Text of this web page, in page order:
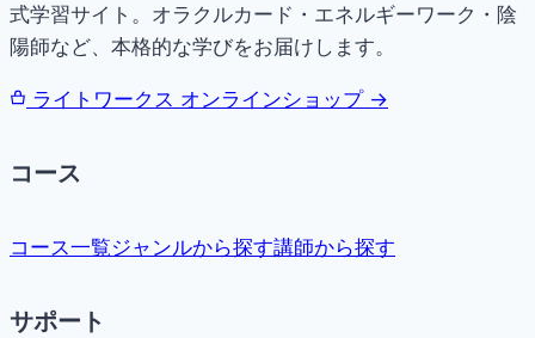
式学習サイト。オラクルカード・エネルギーワーク・陰
陽師など、本格的な学びをお届けします。
ライトワークス オンラインショップ →
コース
コース一覧ジャンルから探す講師から探す
サポート